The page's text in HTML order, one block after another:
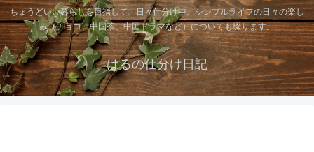
ちょうどいい暮らしを目指して、日々仕分け中。シンプルライフの日々の楽し
み（チョコ、中国茶、中国ドラマなど）についても綴ります。
はるの仕分け日記